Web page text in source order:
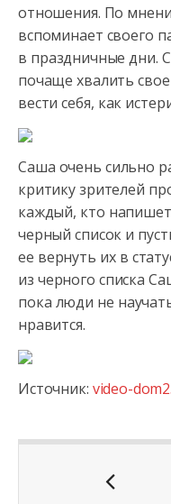
отношения. По
вспоминает своего
в праздничные дни.
почаще хвалить
вести себя, как
Саша очень сильно
критику зрителей
каждый, кто
черный список и
ее вернуть их в
из черного списка
пока люди не
нравится.
Источник: video-